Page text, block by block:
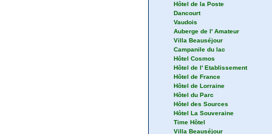
Hôtel de la Poste
Dancourt
Vaudois
Auberge de l' Amateur
Villa Beauséjour
Campanile du lac
Hôtel Cosmos
Hôtel de l' Etablissement
Hôtel de France
Hôtel de Lorraine
Hôtel du Parc
Hôtel des Sources
Hôtel La Souveraine
Time Hôtel
Villa Beauséjour